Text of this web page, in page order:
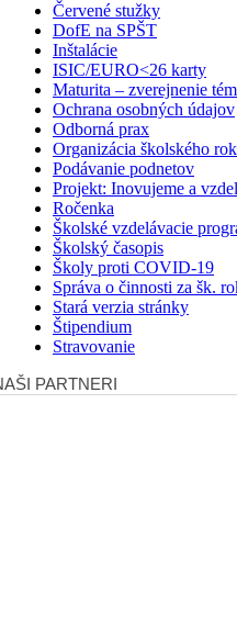
Červené stužky
DofE na SPŠT
Inštalácie
ISIC/EURO<26 karty
Maturita – zverejnenie
Ochrana osobných údajov
Odborná prax
Organizácia školského
Podávanie podnetov
Projekt: Inovujeme a
Ročenka
Školské vzdelávacie
Školský časopis
Školy proti COVID-19
Správa o činnosti za šk.
Stará verzia stránky
Štipendium
Stravovanie